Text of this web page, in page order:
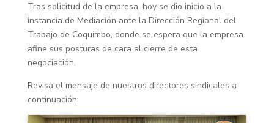
Tras solicitud de la empresa, hoy se dio inicio a la
instancia de Mediación ante la Dirección Regional del
Trabajo de Coquimbo, donde se espera que la empresa
afine sus posturas de cara al cierre de esta
negociación.
Revisa el mensaje de nuestros directores sindicales a
continuación: